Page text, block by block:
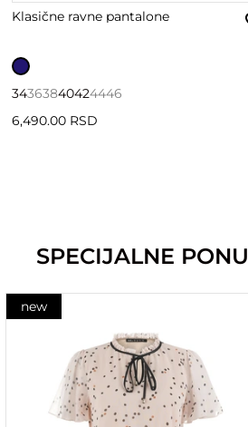
Klasične ravne pantalone
34363840424446
6,490.00 RSD
SPECIJALNE
new